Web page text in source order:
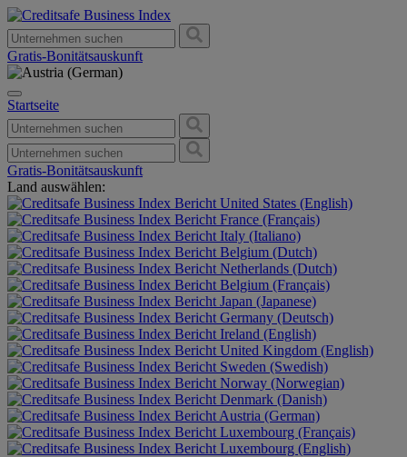
Gratis-Bonitätsauskunft
Startseite
Gratis-Bonitätsauskunft
Land auswählen:
United States (English)
France (Français)
Italy (Italiano)
Belgium (Dutch)
Netherlands (Dutch)
Belgium (Français)
Japan (Japanese)
Germany (Deutsch)
Ireland (English)
United Kingdom (English)
Sweden (Swedish)
Norway (Norwegian)
Denmark (Danish)
Austria (German)
Luxembourg (Français)
Luxembourg (English)